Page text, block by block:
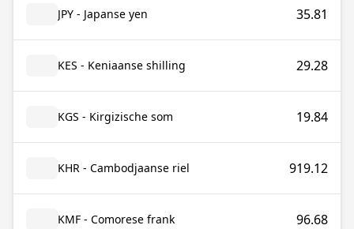
JPY - Japanse yen 35.81
KES - Keniaanse shilling 29.28
KGS - Kirgizische som 19.84
KHR - Cambodjaanse riel 919.12
KMF - Comorese frank 96.68